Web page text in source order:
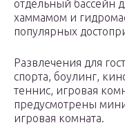
отдельный бассейн
хаммамом и
популярных
Развлечения для
спорта, боулинг,
теннис, игровая
предусмотрены
игровая комната.